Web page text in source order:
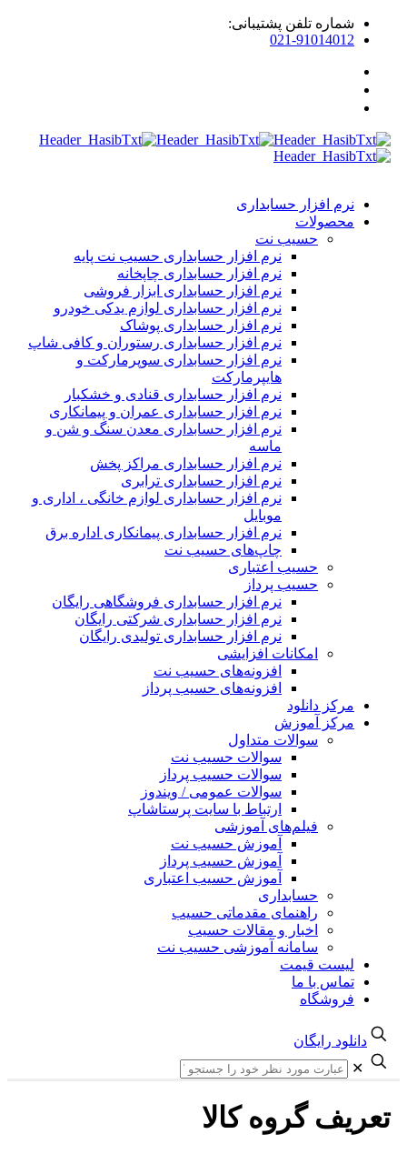
شماره تلفن پشتیبانی:
021-91014012
نرم افزار حسابداری
محصولات
حسیب نت
نرم افزار حسابداری حسیب نت پایه
نرم افزار حسابداری چاپخانه
نرم افزار حسابداری ابزار فروشی
نرم افزار حسابداری لوازم یدکی خودرو
نرم افزار حسابداری پوشاک
نرم افزار حسابداری رستوران و کافی شاپ
نرم افزار حسابداری سوپرمارکت و
هایپرمارکت
نرم افزار حسابداری قنادی و خشکبار
نرم افزار حسابداری عمران و پیمانکاری
نرم افزار حسابداری معدن سنگ و شن و
ماسه
نرم افزار حسابداری مراکز پخش
نرم افزار حسابداری ترابری
نرم افزار حسابداری لوازم خانگی ، اداری و
موبایل
نرم افزار حسابداری پیمانکاری اداره برق
چاپ‌های حسیب نت
حسیب اعتباری
حسیب پرداز
نرم افزار حسابداری فروشگاهی رایگان
نرم افزار حسابداری شرکتی رایگان
نرم افزار حسابداری تولیدی رایگان
امکانات افزایشی
افزونه‌های حسیب نت
افزونه‌های حسیب پرداز
مرکز دانلود
مرکز آموزش
سوالات متداول
سوالات حسیب نت
سوالات حسیب پرداز
سوالات عمومی / ویندوز
ارتباط با سایت پرستاشاپ
فیلم‌های آموزشی
آموزش حسیب نت
آموزش حسیب پرداز
آموزش حسیب اعتباری
حسابداری
راهنمای مقدماتی حسیب
اخبار و مقالات حسیب
سامانه آموزشی حسیب نت
لیست قیمت
تماس با ما
فروشگاه
دانلود رایگان
✕
تعریف گروه کالا